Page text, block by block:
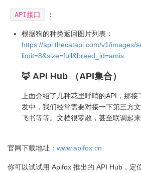
API接口 ：
根据狗的种类返回图片列表：
https://api.thecatapi.com/v1/images/
limit=8&size=full&breed_id=amis
🦊 API Hub （API集合）
上面介绍了几种花里呼哨的API，那
发中，我们经常需要对接一下第三方
飞书等等。文档很零散，甚至联调起来
官网下载地址： www.apifox.cn
你可以试试用 Apifox 推出的 API Hub，定